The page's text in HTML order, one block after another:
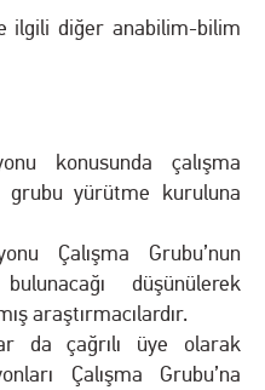
ilgili diğer anabilim-bilim
konusunda çalışma
grubu yürütme kuruluna
Çalışma Grubu’nun
düşünülerek
araştırmacılardır.
da çağrılı üye olarak
Çalışma Grubu’na